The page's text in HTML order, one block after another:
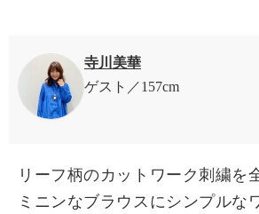
寺川美華
ゲスト
157cm
リーフ柄のカットワーク刺繍を
ミニンなブラウスにシンプルな